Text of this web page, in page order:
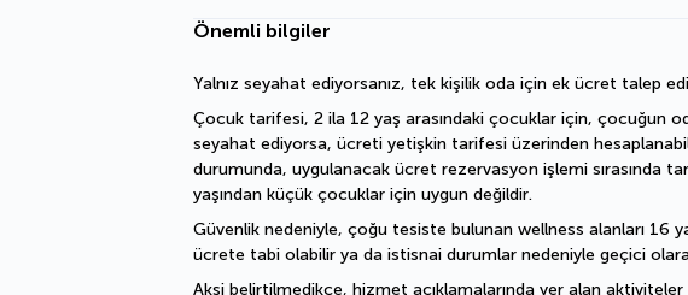
Önemli bilgiler
Yalnız seyahat ediyorsanız, tek kişilik oda için ek ücret talep
Çocuk tarifesi, 2 ila 12 yaş arasındaki çocuklar için, çocuğun
seyahat ediyorsa, ücreti yetişkin tarifesi üzerinden
durumunda, uygulanacak ücret rezervasyon işlemi sırasında
yaşından küçük çocuklar için uygun değildir.
Güvenlik nedeniyle, çoğu tesiste bulunan wellness alanları 16
ücrete tabi olabilir ya da istisnai durumlar nedeniyle geçici
Aksi belirtilmedikçe, hizmet açıklamalarında yer alan